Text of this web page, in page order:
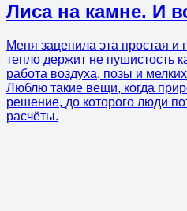
Лиса на камне. И
Меня зацепила эта простая и
тепло держит не пушистость
работа воздуха, позы и
Люблю такие вещи, когда
решение, до которого люди
расчёты.